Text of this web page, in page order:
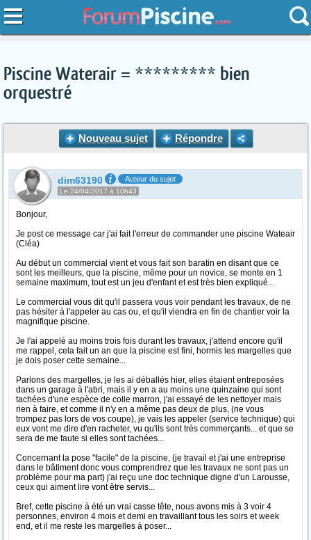
Piscine Waterair = ********* bien
orquestré
Nouveau sujet Répondre
dim63190 Auteur du sujet
Le 24/04/2017 à 10h43
Bonjour,
Je post ce message car j'ai fait l'erreur de commander une piscine Wateair
(Cléa)
Au début un commercial vient et vous fait son baratin en disant que ce
sont les meilleurs, que la piscine, même pour un novice, se monte en 1
semaine maximum, tout est un jeu d'enfant et est très bien expliqué...
Le commercial vous dit qu'il passera vous voir pendant les travaux, de ne
pas hésiter à l'appeler au cas ou, et qu'il viendra en fin de chantier voir la
magnifique piscine.
Je l'ai appelé au moins trois fois durant les travaux, j'attend encore qu'il
me rappel, cela fait un an que la piscine est fini, hormis les margelles que
je dois poser cette semaine...
Parlons des margelles, je les ai déballés hier, elles étaient entreposées
dans un garage à l'abri, mais il y en a au moins une quinzaine qui sont
tachées d'une espèce de colle marron, j'ai essayé de les nettoyer mais
rien à faire, et comme il n'y en a même pas deux de plus, (ne vous
trompez pas lors de vos coupe), je vais les appeler (service technique) qui
eux vont me dire d'en racheter, vu qu'ils sont très commerçants... et que se
sera de me faute si elles sont tachées...
Concernant la pose "facile" de la piscine, (je travail et j'ai une entreprise
dans le bâtiment donc vous comprendrez que les travaux ne sont pas un
problème pour ma part) j'ai reçu une doc technique digne d'un Larousse,
ceux qui aiment lire vont être servis...
Bref, cette piscine à été un vrai casse tête, nous avons mis à 3 voir 4
personnes, environ 4 mois et demi en travaillant tous les soirs et week
end, et il me reste les margelles à poser...